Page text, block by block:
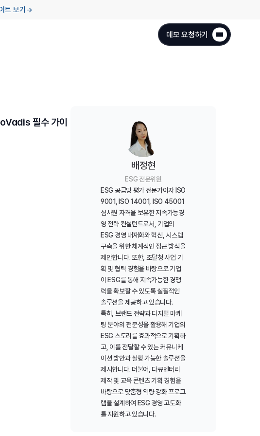
트 보기 →
데모 요청하기
필수 가이
배정현
ESG 전문위원
ESG 공급망 평가 전문가이자 ISO
9001, ISO 14001, ISO 45001
심사원 자격을 보유한 지속가능경
영 전략 컨설턴트로서, 기업의
ESG 경영 내재화와 혁신, 시스템
구축을 위한 체계적인 접근 방식을
제안합니다. 또한, 조달청 사업 기
획 및 협력 경험을 바탕으로 기업
이 ESG를 통해 지속가능한 경쟁
력을 확보할 수 있도록 실질적인
솔루션을 제공하고 있습니다.
특히, 브랜드 전략과 디지털 마케
팅 분야의 전문성을 활용해 기업의
ESG 스토리를 효과적으로 기획하
고, 이를 전달할 수 있는 커뮤니케
이션 방안과 실행 가능한 솔루션을
제시합니다. 더불어, 다큐멘터리
제작 및 교육 콘텐츠 기획 경험을
바탕으로 맞춤형 역량 강화 프로그
램을 설계하여 ESG 경영 고도화
를 지원하고 있습니다.